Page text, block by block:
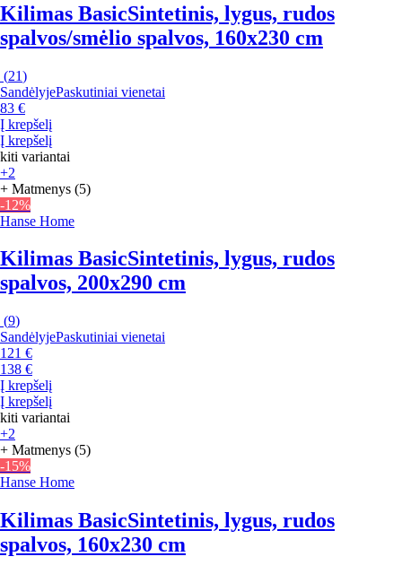
Kilimas BasicSintetinis, lygus, rudos
spalvos/smėlio spalvos, 160x230 cm
(21)
SandėlyjePaskutiniai vienetai
83 €
Į krepšelį
Į krepšelį
kiti variantai
+2
+ Matmenys (5)
-12%
Hanse Home
Kilimas BasicSintetinis, lygus, rudos
spalvos, 200x290 cm
(9)
SandėlyjePaskutiniai vienetai
121 €
138 €
Į krepšelį
Į krepšelį
kiti variantai
+2
+ Matmenys (5)
-15%
Hanse Home
Kilimas BasicSintetinis, lygus, rudos
spalvos, 160x230 cm